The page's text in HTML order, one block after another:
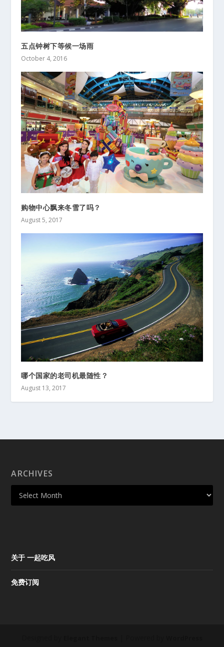
五点钟树下等候一场雨
October 4, 2016
购物中心飘来冬雪了吗？
August 5, 2017
哪个国家的老司机最随性？
August 13, 2017
ARCHIVES
关于 一起吃风
免费订阅